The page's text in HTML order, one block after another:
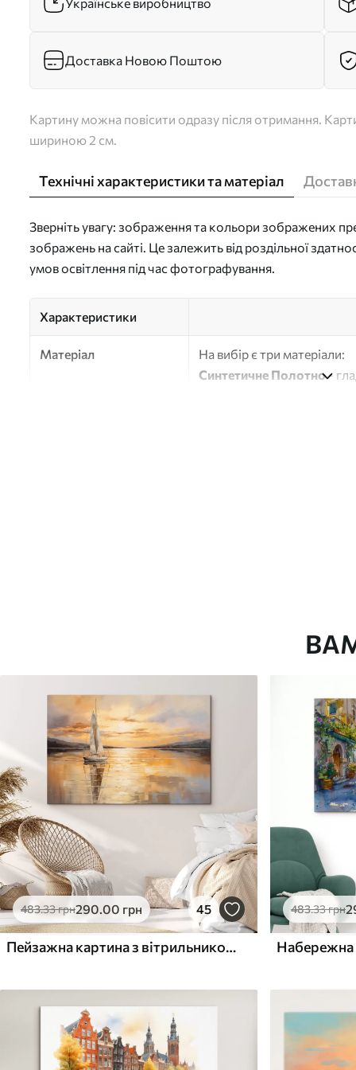
Доставка Новою Поштою
Картину можна повісити одразу після отримання.
шириною 2 см.
Технічні характеристики та матеріал
Зверніть увагу: зображення та кольори зображених
зображень на сайті. Це залежить від роздільної
умов освітлення під час фотографування.
Характеристики
Матеріал
На вибір є три матеріали:
Синтетичне Полотно-
✓Яскраві, насичені кольори
✓Стійкість до вицвітання
✓Безпечне чорнило без запаху
✗
Поверхня з текстурою
полотна
✗Екологічний матеріал
Стійкість до
Безпечне чорнило
Поверхня з
Екологічний
483.33грн290.00 грн 45
Пейзажна картина з вітрильником на тлі спокійного моря, помаранчево-жовтого неба, далеких гір
483.33грн
Набережна